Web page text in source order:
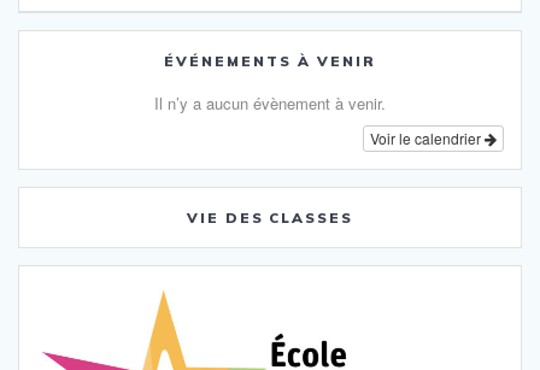
ÉVÉNEMENTS À VENIR
Il n’y a aucun évènement à venir.
Voir le calendrier
VIE DES CLASSES